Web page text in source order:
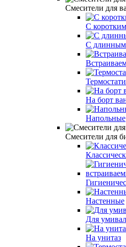
Смесители для
С
С длинным
На борт
Напольные
Смесители для
Настенные
Для
На унитаз